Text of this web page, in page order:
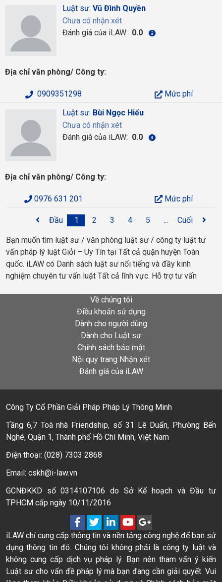
Luật sư: Vũ Đình Quyền
Chưa có nhận xét
Đánh giá của iLAW: 0.0
Địa chỉ văn phòng/ Công ty:
0909351298
Mức phí
Luật sư: Bùi Ngọc Hiếu
Chưa có nhận xét
Đánh giá của iLAW: 0.0
Địa chỉ văn phòng/ Công ty:
0976 631 201 Mức phí
Đầu 1 2 3 4 5 ... Cuối
Bạn muốn tìm luật sư / văn phòng luật sư / công ty luật tư
vấn pháp lý luật Giỏi – Uy Tín tại Tất cả quận huyện Toàn
quốc. iLAW có Danh sách luật sư nổi tiếng và đầy kinh
nghiệm chuyên tư vấn luật Tất cả lĩnh vực. Hỗ trợ tư vấn
Về chúng tôi
Điều khoản sử dụng
Dành cho người dùng
Dành cho Luật sư
Chính sách bảo mật
Nội quy trang Nhận xét
Đánh giá của iLAW
Công Ty Cổ Phần Giải Pháp Pháp Lý Thông Minh
Tầng 6,7 Toà nhà Friendship, số 31 Lê Duẩn, Phường Bến
Nghé, Quận 1, Thành phố Hồ Chí Minh, Việt Nam
Điện thoại: (028) 7303 2868
Email: cskh@i-law.vn
GCNĐKKD số 0314107106 do Sở Kế hoạch và Đầu tư
TPHCM cấp ngày 10/11/2016
iLAW chỉ cung cấp thông tin và nền tảng công nghệ để bạn sử
dụng thông tin đó. Chúng tôi không phải là công ty luật và
không cung cấp dịch vụ pháp lý. Bạn nên tham vấn ý kiến
Luật sư cho vấn đề pháp lý mà bạn đang cần giải quyết. Vui